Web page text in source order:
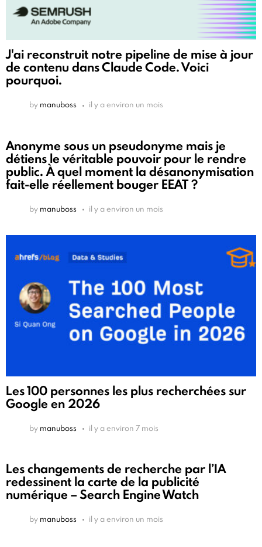
J'ai reconstruit notre pipeline de mise à jour
de contenu dans Claude Code. Voici
pourquoi.
by manuboss il y a environ un mois
Anonyme sous un pseudonyme mais je
détiens le véritable pouvoir pour le rendre
public. À quel moment la désanonymisation
fait-elle réellement bouger EEAT ?
by manuboss il y a environ un mois
Les 100 personnes les plus recherchées sur
Google en 2026
by manuboss il y a environ 7 mois
Les changements de recherche par l’IA
redessinent la carte de la publicité
numérique – Search Engine Watch
by manuboss il y a environ un mois